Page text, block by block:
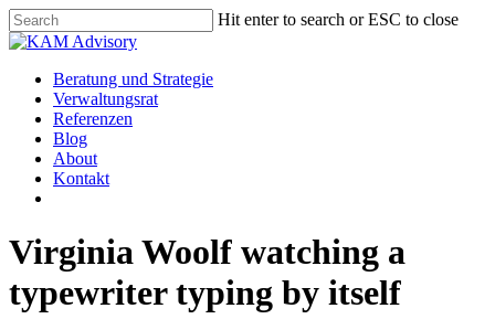
Skip
to
content
Hit enter to search or ESC to close
Close
Menu
Beratung und Strategie
Verwaltungsrat
Referenzen
Blog
About
Kontakt
Virginia Woolf watching a
typewriter typing by itself